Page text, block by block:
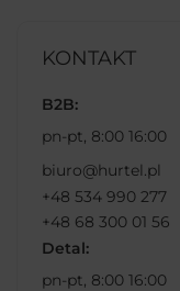
KONTAKT
B2B:
pn-pt, 8:00 16:00
biuro@hurtel.pl
+48 534 990 277
+48 68 300 01 56
Detal:
pn-pt, 8:00 16:00